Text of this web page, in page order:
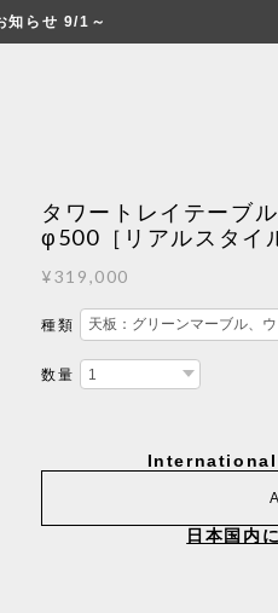
知らせ 9/1～
タワートレイテーブ
φ500［リアルスタイ
¥319,000
種類
数量
日本国内